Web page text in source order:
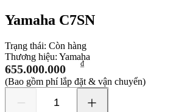
Yamaha C7SN
Trạng thái: Còn hàng
Thương hiệu: Yamaha
655.000.000 ₫
(Bao gồm phí lắp đặt & vận chuyển)